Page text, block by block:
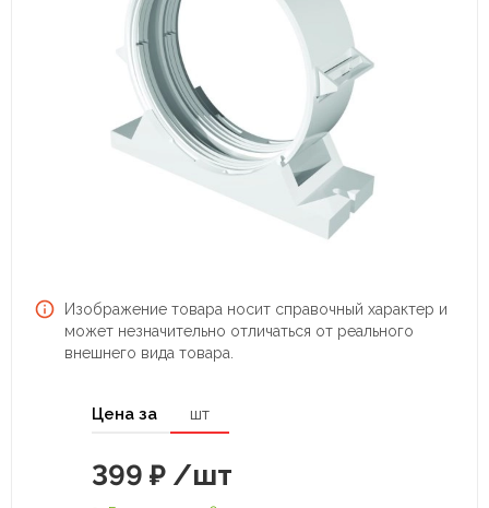
Изображение товара носит справочный характер и
может незначительно отличаться от реального
внешнего вида товара.
Цена за шт
399 ₽ /шт